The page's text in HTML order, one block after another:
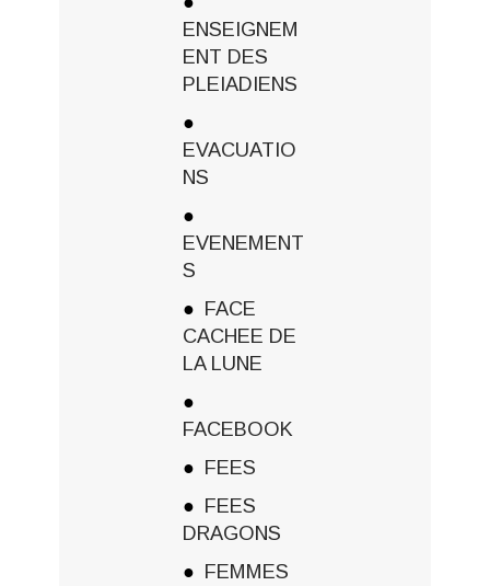
ENSEIGNEM
ENT DES
PLEIADIENS
EVACUATIO
NS
EVENEMENT
S
FACE
CACHEE DE
LA LUNE
FACEBOOK
FEES
FEES
DRAGONS
FEMMES